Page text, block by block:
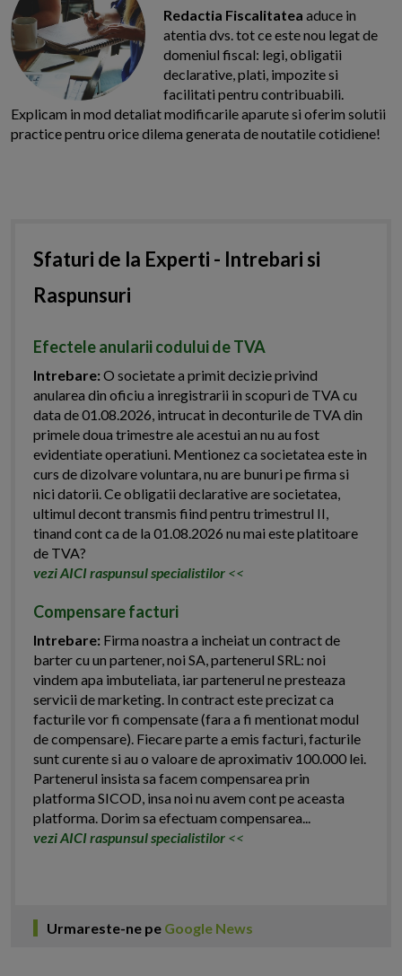
Redactia Fiscalitatea aduce in
atentia dvs. tot ce este nou legat de
domeniul fiscal: legi, obligatii
declarative, plati, impozite si
facilitati pentru contribuabili.
Explicam in mod detaliat modificarile aparute si oferim solutii
practice pentru orice dilema generata de noutatile cotidiene!
Sfaturi de la Experti - Intrebari si
Raspunsuri
Efectele anularii codului de TVA
Intrebare:O societate a primit decizie privind
anularea din oficiu a inregistrarii in scopuri de TVA cu
data de 01.08.2026, intrucat in deconturile de TVA din
primele doua trimestre ale acestui an nu au fost
evidentiate operatiuni. Mentionez ca societatea este in
curs de dizolvare voluntara, nu are bunuri pe firma si
nici datorii. Ce obligatii declarative are societatea,
ultimul decont transmis fiind pentru trimestrul II,
tinand cont ca de la 01.08.2026 nu mai este platitoare
de TVA?
vezi AICI raspunsul specialistilor <<
Compensare facturi
Intrebare: Firma noastra a incheiat un contract de
barter cu un partener, noi SA, partenerul SRL: noi
vindem apa imbuteliata, iar partenerul ne presteaza
servicii de marketing. In contract este precizat ca
facturile vor fi compensate (fara a fi mentionat modul
de compensare). Fiecare parte a emis facturi, facturile
sunt curente si au o valoare de aproximativ 100.000 lei.
Partenerul insista sa facem compensarea prin
platforma SICOD, insa noi nu avem cont pe aceasta
platforma. Dorim sa efectuam compensarea...
vezi AICI raspunsul specialistilor <<
Urmareste-ne pe Google News